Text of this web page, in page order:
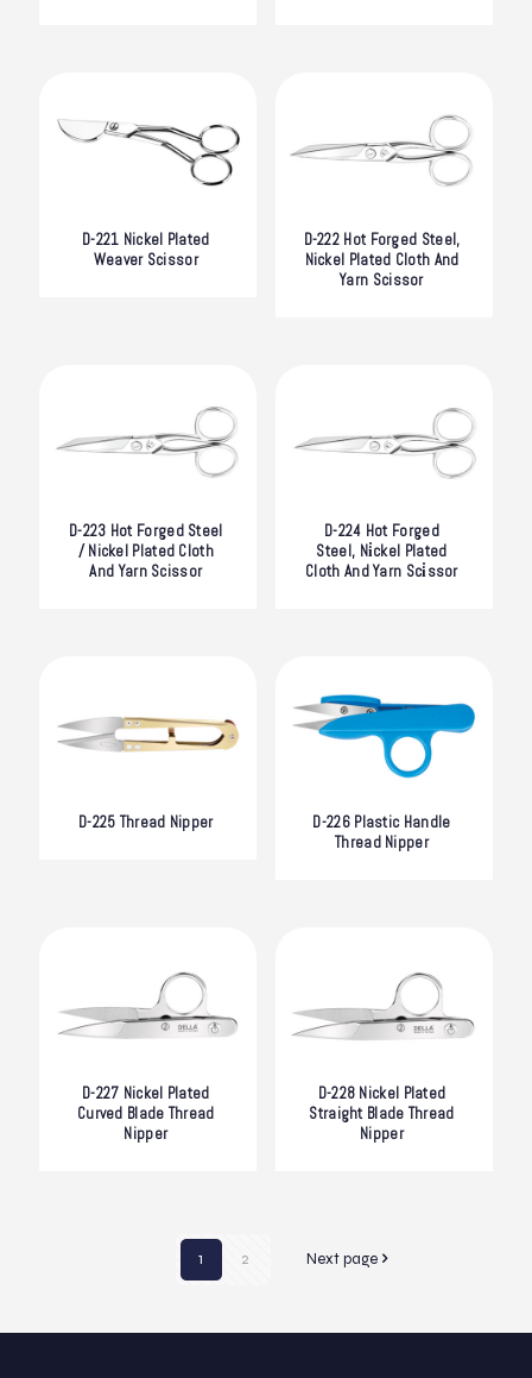
D-221 Nickel Plated
Weaver Scissor
D-222 Hot Forged Steel,
Nickel Plated Cloth And
Yarn Scissor
D-223 Hot Forged Steel
/ Nickel Plated Cloth
And Yarn Scissor
D-224 Hot Forged
Steel, Ni̇ckel Plated
Cloth And Yarn Sci̇ssor
D-225 Thread Nipper
D-226 Plastic Handle
Thread Nipper
D-227 Nickel Plated
Curved Blade Thread
Nipper
D-228 Nickel Plated
Straight Blade Thread
Nipper
1 2 Next page